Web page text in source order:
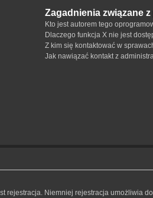
Zagadnienia związane
Kto jest autorem tego
Dlaczego funkcja X nie jest
Z kim się kontaktować w
Jak nawiązać kontakt z
Niemniej rejestracja umożliwia